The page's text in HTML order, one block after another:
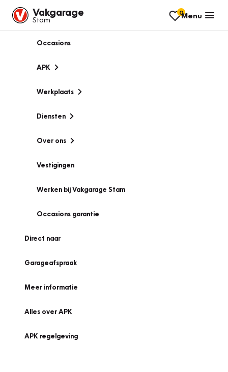
Vakgarage
Stam
0Menu
Occasions
APK
Werkplaats
Diensten
Over ons
Vestigingen
Werken bij Vakgarage Stam
Occasions garantie
Direct naar
Garageafspraak
Meer informatie
Alles over APK
APK regelgeving